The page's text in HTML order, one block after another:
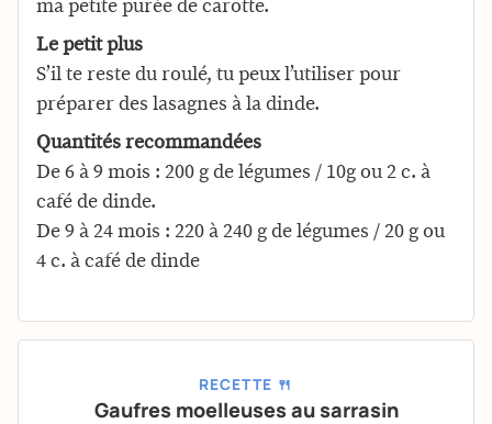
ma petite purée de carotte.
Le petit plus
S’il te reste du roulé, tu peux l’utiliser pour
préparer des lasagnes à la dinde.
Quantités recommandées
De 6 à 9 mois : 200 g de légumes / 10g ou 2 c. à
café de dinde.
De 9 à 24 mois : 220 à 240 g de légumes / 20 g ou
4 c. à café de dinde
RECETTE 🍴
Gaufres moelleuses au sarrasin